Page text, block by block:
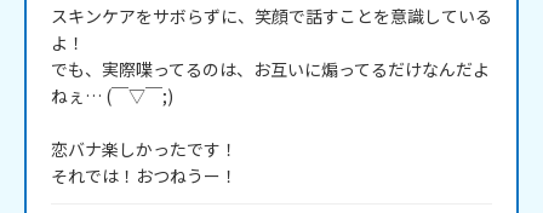
スキンケアをサボらずに、笑顔で話すことを意識している
よ！
でも、実際喋ってるのは、お互いに煽ってるだけなんだよ
ねぇ… (￣▽￣;)
恋バナ楽しかったです！
それでは！おつねうー！